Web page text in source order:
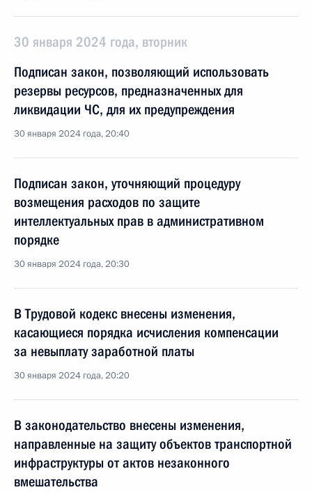
30 января 2024 года, вторник
Подписан закон, позволяющий использовать
резервы ресурсов, предназначенных для
ликвидации ЧС, для их предупреждения
30 января 2024 года, 20:40
Подписан закон, уточняющий процедуру
возмещения расходов по защите
интеллектуальных прав в административном
порядке
30 января 2024 года, 20:30
В Трудовой кодекс внесены изменения,
касающиеся порядка исчисления компенсации
за невыплату заработной платы
30 января 2024 года, 20:20
В законодательство внесены изменения,
направленные на защиту объектов транспортной
инфраструктуры от актов незаконного
вмешательства